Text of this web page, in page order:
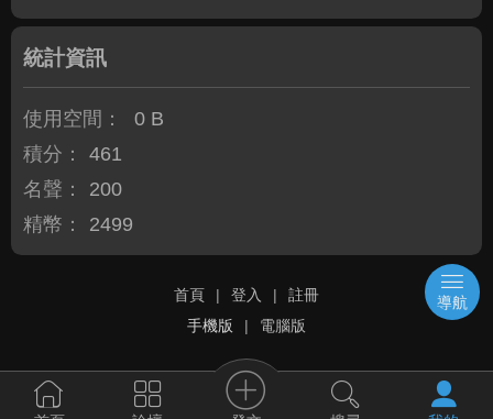
統計資訊
使用空間：
0 B
積分：
461
名聲：
200
精幣：
2499
首頁 | 登入 |
註冊
手機版
| 電腦版
導航